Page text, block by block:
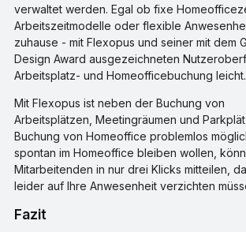
verwaltet werden. Egal ob fixe
Arbeitszeitmodelle oder flexible
zuhause - mit Flexopus und seiner mit dem
Design Award ausgezeichneten
Arbeitsplatz- und Homeofficebuchung leicht.
Mit Flexopus ist neben der Buchung von
Arbeitsplätzen, Meetingräumen und
Buchung von Homeoffice problemlos
spontan im Homeoffice bleiben wollen,
Mitarbeitenden in nur drei Klicks mitteilen,
leider auf Ihre Anwesenheit verzichten
Fazit